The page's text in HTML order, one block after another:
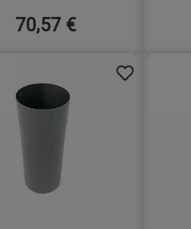
70,57 €